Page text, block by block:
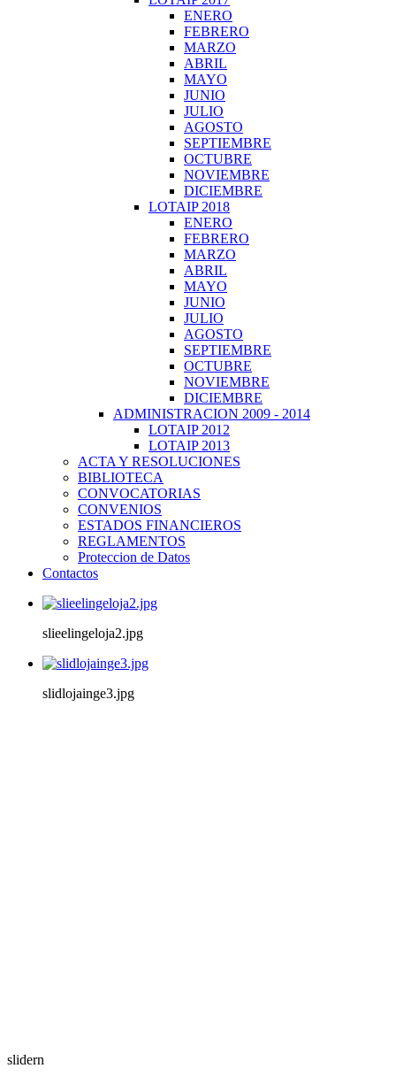
ENERO
FEBRERO
MARZO
ABRIL
MAYO
JUNIO
JULIO
AGOSTO
SEPTIEMBRE
OCTUBRE
NOVIEMBRE
DICIEMBRE
LOTAIP 2018
ENERO
FEBRERO
MARZO
ABRIL
MAYO
JUNIO
JULIO
AGOSTO
SEPTIEMBRE
OCTUBRE
NOVIEMBRE
DICIEMBRE
ADMINISTRACION 2009 - 2014
LOTAIP 2012
LOTAIP 2013
ACTA Y RESOLUCIONES
BIBLIOTECA
CONVOCATORIAS
CONVENIOS
ESTADOS FINANCIEROS
REGLAMENTOS
Proteccion de Datos
Contactos
slieelingeloja2.jpg
slidlojainge3.jpg
slidern